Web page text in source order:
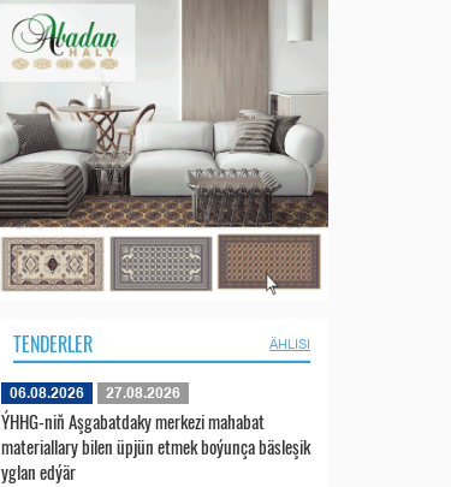
TENDERLER ÄHLISI
06.08.2026 27.08.2026
ÝHHG-niň Aşgabatdaky merkezi mahabat
materiallary bilen üpjün etmek boýunça bäsleşik
yglan edýär